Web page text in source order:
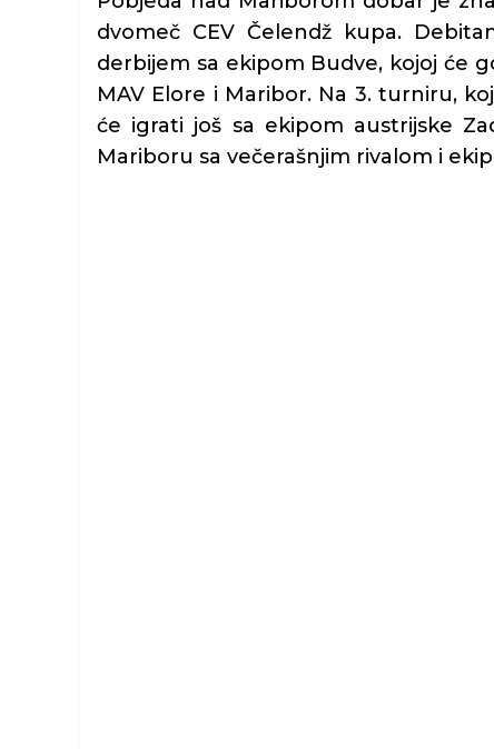
dvomeč CEV Čelendž kupa.
derbijem sa ekipom Budve, kojoj će
MAV Elore i Maribor. Na 3. turniru,
će igrati još sa ekipom austrijske
Mariboru sa večerašnjim rivalom i